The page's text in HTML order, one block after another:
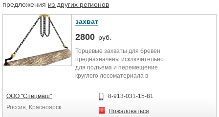
предложения из других регионов
захват
2800 руб.
Торцевые захваты для бревен
предназначены исключительно
для подъема и перемещение
круглого лесоматериала в
процессе заготовки и переработки
древесины. Зацепление груза
захватами для бревен
ООО "Спецмаш"
Россия, Красноярск
8-913-031-15-81
Пожаловаться